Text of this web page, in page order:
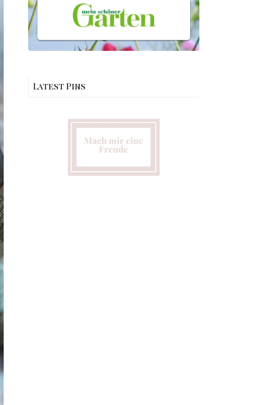
Latest Pins